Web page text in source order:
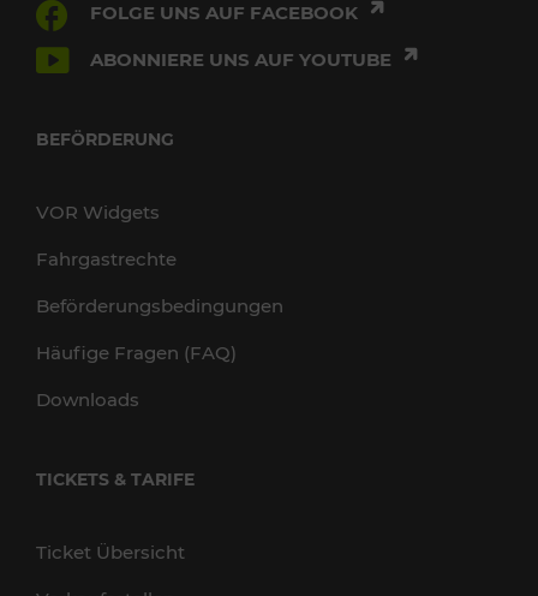
FOLGE UNS AUF FACEBOOK
ABONNIERE UNS AUF YOUTUBE
BEFÖRDERUNG
VOR Widgets
Fahrgastrechte
Beförderungsbedingungen
Häufige Fragen (FAQ)
Downloads
TICKETS & TARIFE
Ticket Übersicht